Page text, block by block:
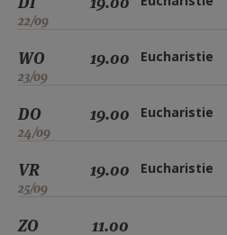
22/09
WO
23/09
19.00 Eucharistie
DO
24/09
19.00 Eucharistie
VR
25/09
19.00 Eucharistie
ZO 11.00